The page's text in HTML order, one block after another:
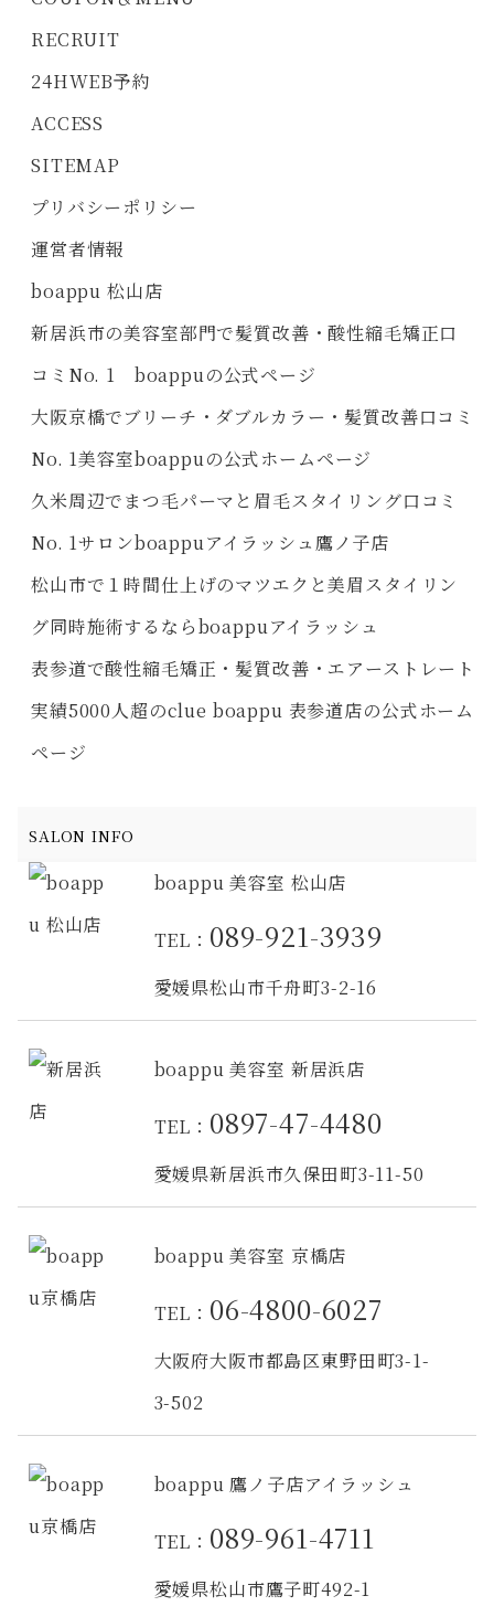
RECRUIT
24HWEB予約
ACCESS
SITEMAP
プリバシーポリシー
運営者情報
boappu 松山店
新居浜市の美容室部門で髪質改善・酸性縮毛矯正口
コミNo. 1 boappuの公式ページ
大阪京橋でブリーチ・ダブルカラー・髪質改善口コミ
No. 1美容室boappuの公式ホームページ
久米周辺でまつ毛パーマと眉毛スタイリング口コミ
No. 1サロンboappuアイラッシュ鷹ノ子店
松山市で１時間仕上げのマツエクと美眉スタイリン
グ同時施術するならboappuアイラッシュ
表参道で酸性縮毛矯正・髪質改善・エアーストレート
実績5000人超のclue boappu 表参道店の公式ホーム
ページ
SALON INFO
boappu 美容室 松山店
TEL： 089-921-3939
愛媛県松山市千舟町3-2-16
boappu 美容室 新居浜店
TEL： 0897-47-4480
愛媛県新居浜市久保田町3-11-50
boappu 美容室 京橋店
TEL： 06-4800-6027
大阪府大阪市都島区東野田町3-1-
3-502
boappu 鷹ノ子店アイラッシュ
TEL： 089-961-4711
愛媛県松山市鷹子町492-1